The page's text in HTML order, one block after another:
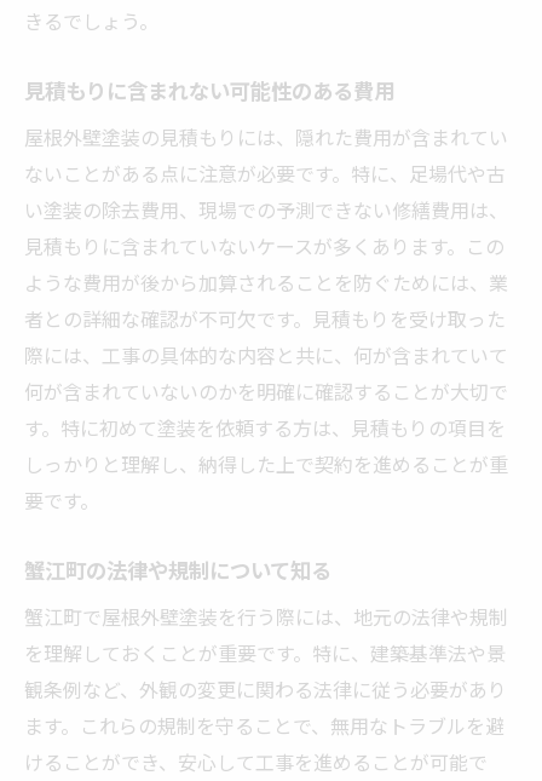
きるでしょう。
見積もりに含まれない可能性のある費用
屋根外壁塗装の見積もりには、隠れた費用が含まれてい
ないことがある点に注意が必要です。特に、足場代や古
い塗装の除去費用、現場での予測できない修繕費用は、
見積もりに含まれていないケースが多くあります。この
ような費用が後から加算されることを防ぐためには、業
者との詳細な確認が不可欠です。見積もりを受け取った
際には、工事の具体的な内容と共に、何が含まれていて
何が含まれていないのかを明確に確認することが大切で
す。特に初めて塗装を依頼する方は、見積もりの項目を
しっかりと理解し、納得した上で契約を進めることが重
要です。
蟹江町の法律や規制について知る
蟹江町で屋根外壁塗装を行う際には、地元の法律や規制
を理解しておくことが重要です。特に、建築基準法や景
観条例など、外観の変更に関わる法律に従う必要があり
ます。これらの規制を守ることで、無用なトラブルを避
けることができ、安心して工事を進めることが可能で